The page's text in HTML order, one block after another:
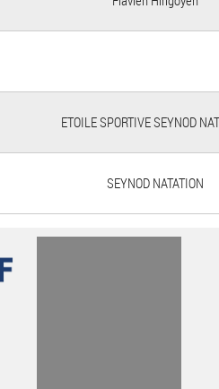
ETOILE SPORTIVE SEYNOD
SEYNOD NATATION